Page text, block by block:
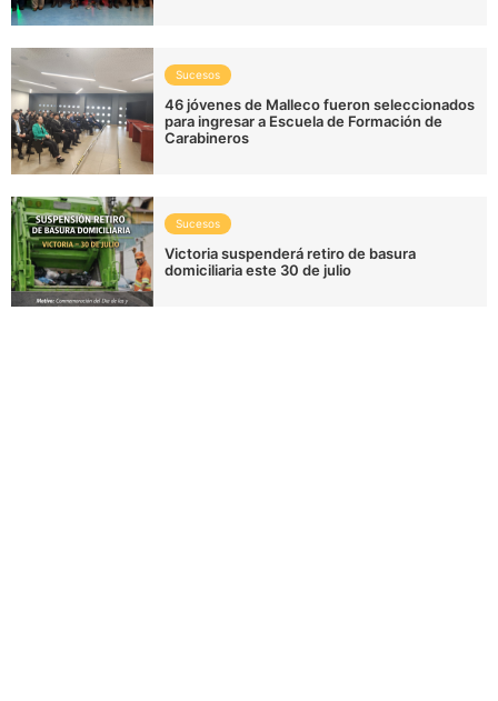
Sucesos
46 jóvenes de Malleco fueron seleccionados
para ingresar a Escuela de Formación de
Carabineros
Sucesos
Victoria suspenderá retiro de basura
domiciliaria este 30 de julio